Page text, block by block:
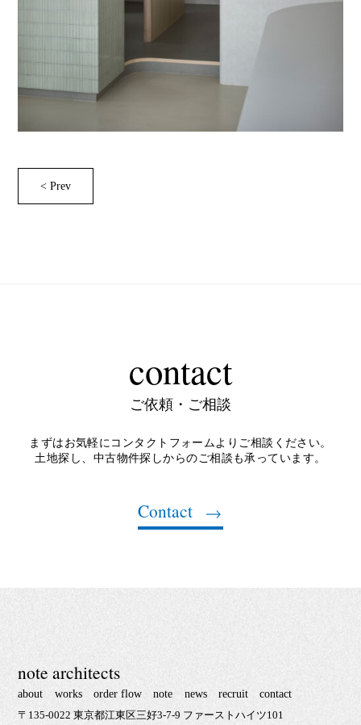
< Prev
contact
ご依頼・ご相談
まずはお気軽にコンタクトフォームよりご相談ください。
土地探し、中古物件探しからのご相談も承っています。
Contact
note architects
about works order flow note news recruit contact
〒135-0022 東京都江東区三好3-7-9 ファーストハイツ101